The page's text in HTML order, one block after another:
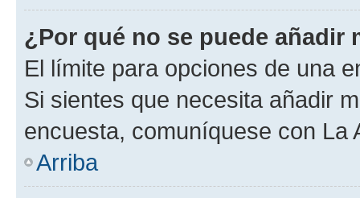
¿Por qué no se puede añadir
El límite para opciones de una
Si sientes que necesita añadir
encuesta, comuníquese con La
Arriba